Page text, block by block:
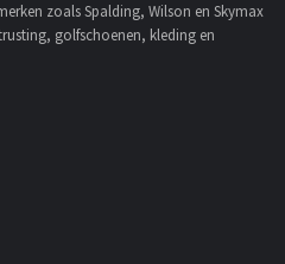
zoals Spalding, Wilson en Skymax
golfschoenen, kleding en